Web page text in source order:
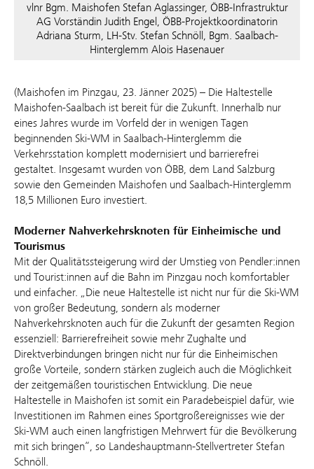
vlnr Bgm. Maishofen Stefan Aglassinger, ÖBB-Infrastruktur
AG Vorständin Judith Engel, ÖBB-Projektkoordinatorin
Adriana Sturm, LH-Stv. Stefan Schnöll, Bgm. Saalbach-
Hinterglemm Alois Hasenauer
(Maishofen im Pinzgau, 23. Jänner 2025) – Die Haltestelle
Maishofen-Saalbach ist bereit für die Zukunft. Innerhalb nur
eines Jahres wurde im Vorfeld der in wenigen Tagen
beginnenden Ski-WM in Saalbach-Hinterglemm die
Verkehrsstation komplett modernisiert und barrierefrei
gestaltet. Insgesamt wurden von ÖBB, dem Land Salzburg
sowie den Gemeinden Maishofen und Saalbach-Hinterglemm
18,5 Millionen Euro investiert.
Moderner Nahverkehrsknoten für Einheimische und
Tourismus
Mit der Qualitätssteigerung wird der Umstieg von Pendler:innen
und Tourist:innen auf die Bahn im Pinzgau noch komfortabler
und einfacher. „Die neue Haltestelle ist nicht nur für die Ski-WM
von großer Bedeutung, sondern als moderner
Nahverkehrsknoten auch für die Zukunft der gesamten Region
essenziell: Barrierefreiheit sowie mehr Zughalte und
Direktverbindungen bringen nicht nur für die Einheimischen
große Vorteile, sondern stärken zugleich auch die Möglichkeit
der zeitgemäßen touristischen Entwicklung. Die neue
Haltestelle in Maishofen ist somit ein Paradebeispiel dafür, wie
Investitionen im Rahmen eines Sportgroßereignisses wie der
Ski-WM auch einen langfristigen Mehrwert für die Bevölkerung
mit sich bringen“, so Landeshauptmann-Stellvertreter Stefan
Schnöll.